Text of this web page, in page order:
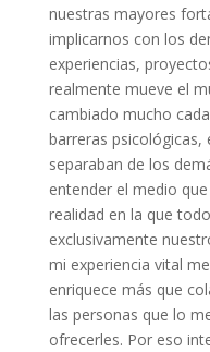
nuestras mayores
implicarnos con los
experiencias,
realmente mueve el
cambiado mucho
barreras psicológicas,
separaban de los
entender el medio
realidad en la que
exclusivamente
mi experiencia vital
enriquece más que
las personas que lo
ofrecerles. Por eso